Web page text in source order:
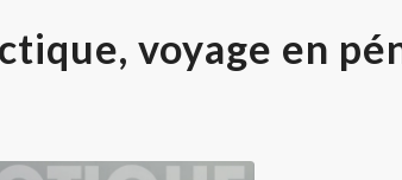
voyage en